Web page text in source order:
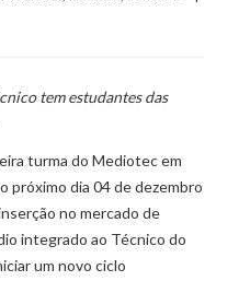
tem estudantes das
turma do Mediotec em
próximo dia 04 de dezembro
no mercado de
integrado ao Técnico do
um novo ciclo